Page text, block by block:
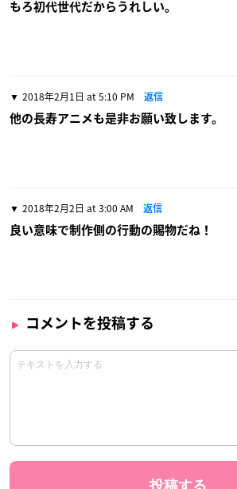
もろ初代世代だからうれしい。
2018年2月1日 at 5:10 PM 返信
他の長寿アニメも是非お願い致します。
2018年2月2日 at 3:00 AM 返信
良い意味で制作側の行動の賜物だね！
コメントを投稿する